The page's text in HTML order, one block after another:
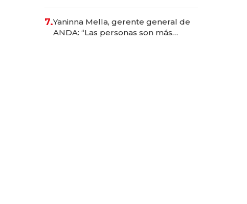
7.Yaninna Mella, gerente general de
ANDA: “Las personas son más